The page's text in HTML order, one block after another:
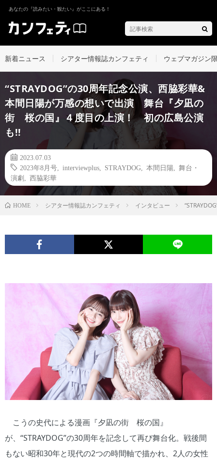
あなたの『読みたい・観たい』がここにある！
新着ニュース シアター情報誌カンフェティ ウェブマガジン
“STRAYDOG”の30周年記念公演、西脇彩華&
本間日陽が万感の想いで出演 舞台『夕凪の
街 桜の国』４度目の上演！ 初の広島公演
も!!
2023.07.03
2023年8月号
interviewplus STRAYDOG 本間日陽
舞台・
演劇
西脇彩華
HOME シアター情報誌カンフェティ インタビュー
こうの史代による漫画『夕凪の街 桜の国』
が、“STRAYDOG”の30周年を記念して再び舞台化。戦後間
もない昭和30年と現代の2つの時間軸で描かれ、2人の女性